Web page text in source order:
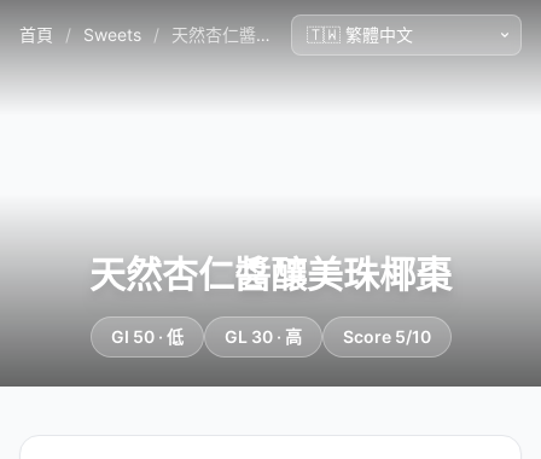
首頁 / Sweets / 天然杏仁醬釀美珠椰棗
天然杏仁醬釀美珠椰棗
GI 50 · 低 GL 30 · 高 Score 5/10